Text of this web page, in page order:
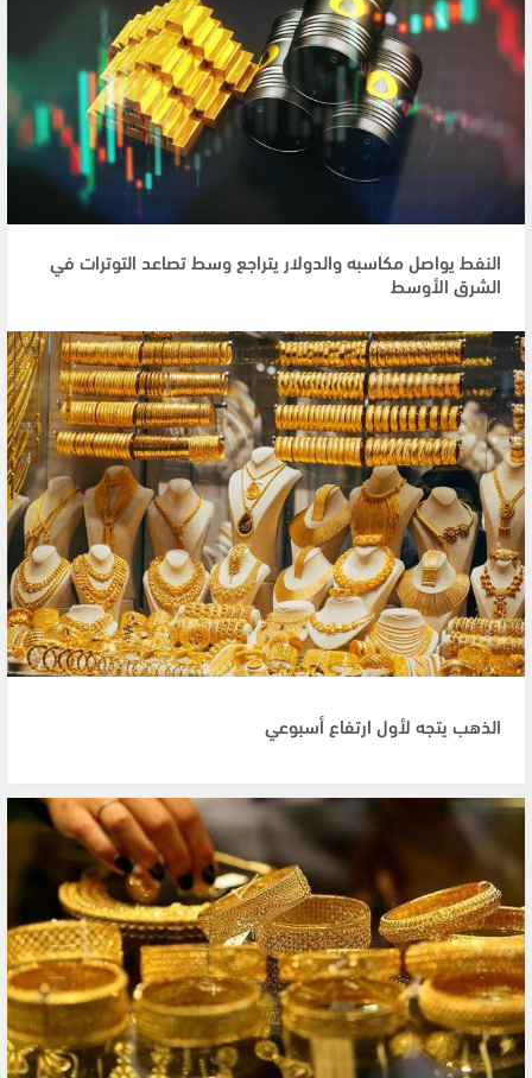
النفط يواصل مكاسبه والدولار يتراجع وسط تصاعد التوترات في
الشرق الأوسط
الذهب يتجه لأول ارتفاع أسبوعي